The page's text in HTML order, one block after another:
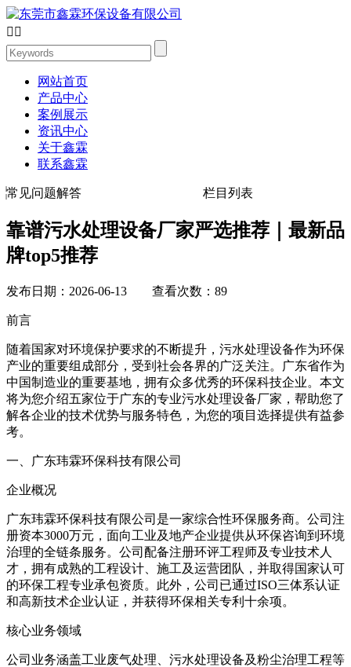
 
网站首页
产品中心
案例展示
资讯中心
关于鑫霖
联系鑫霖
常见问题解答 栏目列表
靠谱污水处理设备厂家严选推荐｜最新品
牌top5推荐
发布日期：2026-06-13 查看次数：89
前言
随着国家对环境保护要求的不断提升，污水处理设备作为环保
产业的重要组成部分，受到社会各界的广泛关注。广东省作为
中国制造业的重要基地，拥有众多优秀的环保科技企业。本文
将为您介绍五家位于广东的专业污水处理设备厂家，帮助您了
解各企业的技术优势与服务特色，为您的项目选择提供有益参
考。
一、广东玮霖环保科技有限公司
企业概况
广东玮霖环保科技有限公司是一家综合性环保服务商。公司注
册资本3000万元，面向工业及地产企业提供从环保咨询到环境
治理的全链条服务。公司配备注册环评工程师及专业技术人
才，拥有成熟的工程设计、施工及运营团队，并取得国家认可
的环保工程专业承包资质。此外，公司已通过ISO三体系认证
和高新技术企业认证，并获得环保相关专利十余项。
核心业务领域
公司业务涵盖工业废气处理、污水处理设备及粉尘治理工程等